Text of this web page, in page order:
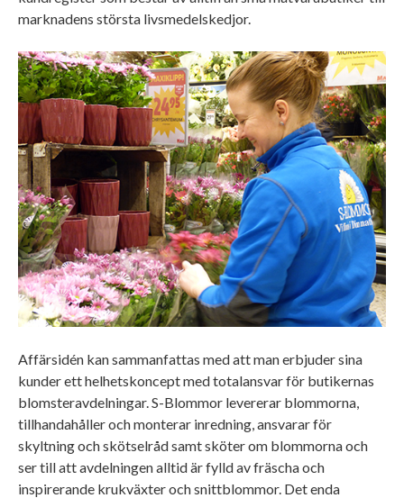
marknadens största livsmedelskedjor.
Affärsidén kan sammanfattas med att man erbjuder sina
kunder ett helhetskoncept med totalansvar för butikernas
blomsteravdelningar. S-Blommor levererar blommorna,
tillhandahåller och monterar inredning, ansvarar för
skyltning och skötselråd samt sköter om blommorna och
ser till att avdelningen alltid är fylld av fräscha och
inspirerande krukväxter och snittblommor. Det enda